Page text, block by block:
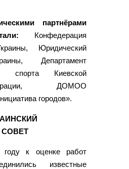
партнёрами
Конфедерация
Юридический
Департамент
спорта Киевской
ДОМОО
городов».
к оценке работ
известные